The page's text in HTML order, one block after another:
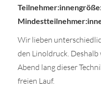
Wir lieben
den Linoldruck.
Abend lang dieser
freien Lauf.